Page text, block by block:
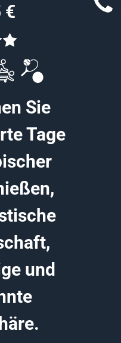
€
Sie
Tage
und